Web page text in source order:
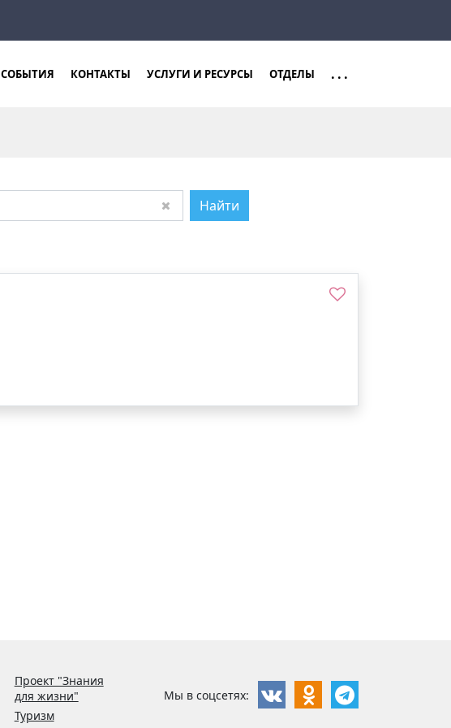
Найти
Найти
СОБЫТИЯ КОНТАКТЫ УСЛУГИ И РЕСУРСЫ ОТДЕЛЫ ...
Проект "Знания
для жизни"
Туризм
Мы в соцсетях: